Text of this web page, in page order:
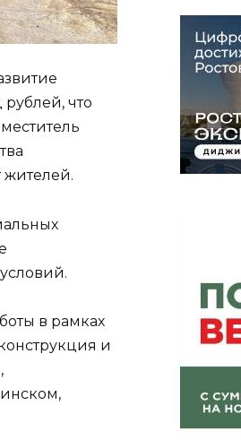
что
жителей.
в рамках
и